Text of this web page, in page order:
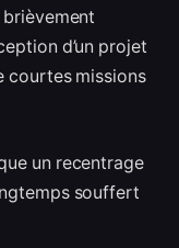
d’un projet
courtes missions
un recentrage
souffert